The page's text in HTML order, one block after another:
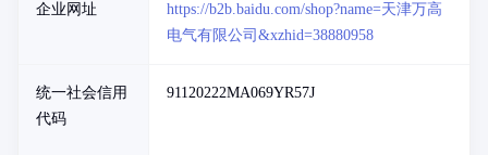
企业网址
https://b2b.baidu.com/shop?name=天津万高
电气有限公司&xzhid=38880958
统一社会信用
代码
91120222MA069YR57J